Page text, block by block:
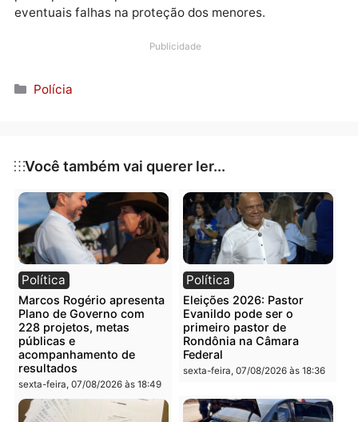
permanece à disposição da Justiça.
O caso acende um alerta para a
acompanhamento mais rigoroso por parte das
para apurar a responsabilidade dos envolvidos e
Publicidade
Categorias
Polícia
Você também vai querer ler...